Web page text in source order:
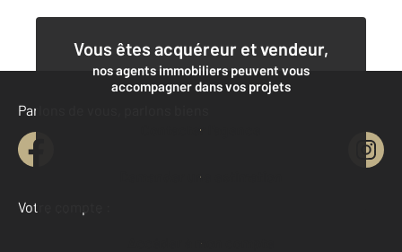
Vous êtes acquéreur et vendeur,
nos agents immobiliers peuvent vous
accompagner dans vos projets
Contacter l'agence
Demander une estimation
Parlons de vous, parlons biens
Votre compte :
Accéder à mon compte